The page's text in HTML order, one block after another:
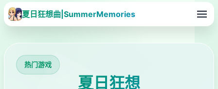
夏日狂想曲|SummerMemories
热门游戏
夏日狂想